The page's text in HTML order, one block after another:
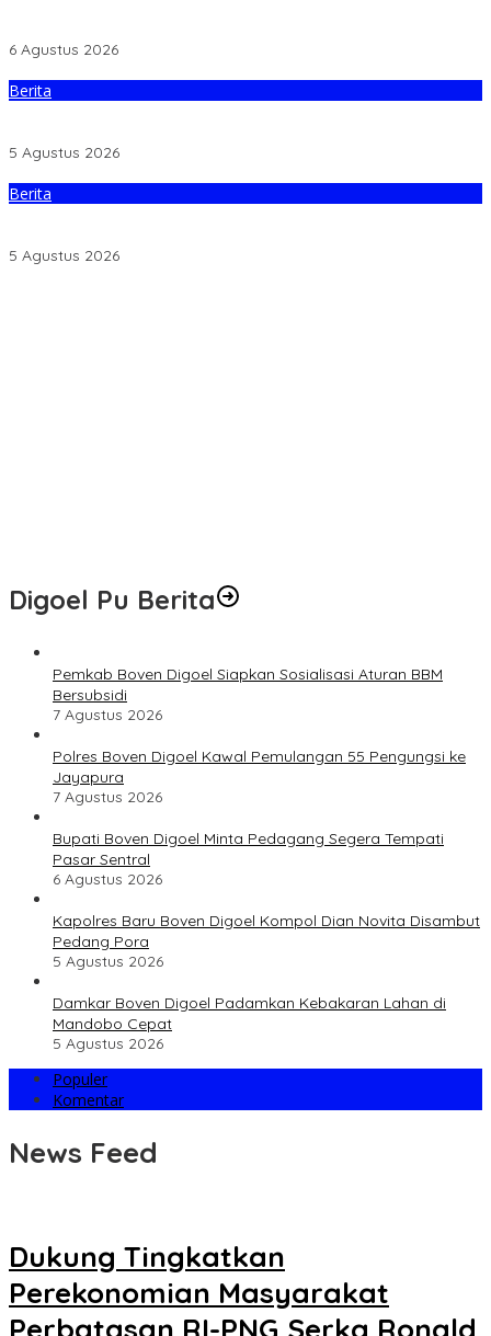
6 Agustus 2026
Berita
5 Agustus 2026
Berita
5 Agustus 2026
Digoel Pu Berita
Pemkab Boven Digoel Siapkan Sosialisasi Aturan BBM
Bersubsidi
7 Agustus 2026
Polres Boven Digoel Kawal Pemulangan 55 Pengungsi ke
Jayapura
7 Agustus 2026
Bupati Boven Digoel Minta Pedagang Segera Tempati
Pasar Sentral
6 Agustus 2026
Kapolres Baru Boven Digoel Kompol Dian Novita Disambut
Pedang Pora
5 Agustus 2026
Damkar Boven Digoel Padamkan Kebakaran Lahan di
Mandobo Cepat
5 Agustus 2026
Populer
Komentar
News Feed
DIGOEL
Dukung Tingkatkan
Perekonomian Masyarakat